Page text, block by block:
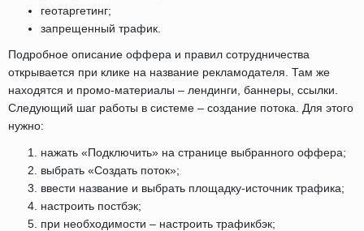
геотаргетинг;
запрещенный трафик.
Подробное описание оффера и правил сотрудничества
открывается при клике на название рекламодателя. Там же
находятся и промо-материалы – лендинги, баннеры, ссылки.
Следующий шаг работы в системе – создание потока. Для этого
нужно:
нажать «Подключить» на странице выбранного оффера;
выбрать «Создать поток»;
ввести название и выбрать площадку-источник трафика;
настроить постбэк;
при необходимости – настроить трафикбэк;